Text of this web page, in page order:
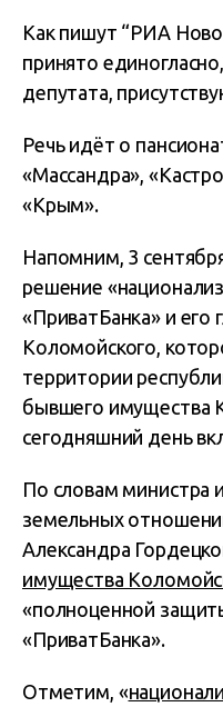
Как пишут “РИА
принято
депутата,
Речь идёт о
«Массандра»,
«Крым».
Напомним, 3
решение
«ПриватБанка» и его
Коломойского,
территории
бывшего имущества
сегодняшний день
По словам министра
земельных
Александра
имущества
«полноценной
«ПриватБанка».
Отметим, «